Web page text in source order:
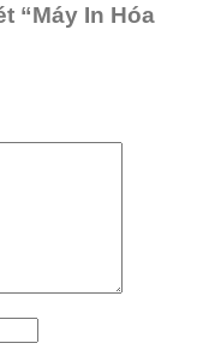
“Máy In Hóa